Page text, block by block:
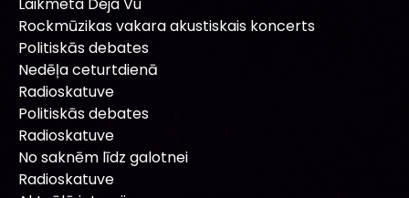
Rockmūzikas vakara akustiskais koncerts
Politiskās debates
Nedēļa ceturtdienā
Radioskatuve
Politiskās debates
Radioskatuve
No saknēm līdz galotnei
Radioskatuve